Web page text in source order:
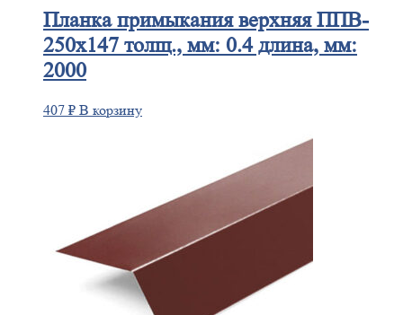
Планкапримыкания верхняя ППВ-
250х147 толщ., мм: 0.4 длина, мм:
2000
407 ₽ В корзину